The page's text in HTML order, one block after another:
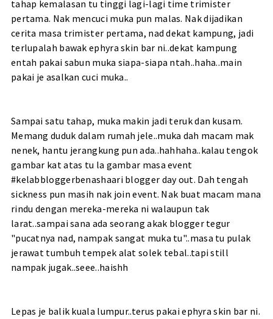
tahap kemalasan tu tinggi lagi-lagi time trimister
pertama. Nak mencuci muka pun malas. Nak dijadikan
cerita masa trimister pertama, nad dekat kampung, jadi
terlupalah bawak ephyra skin bar ni..dekat kampung
entah pakai sabun muka siapa-siapa ntah..haha..main
pakai je asalkan cuci muka..
Sampai satu tahap, muka makin jadi teruk dan kusam.
Memang duduk dalam rumah jele..muka dah macam mak
nenek, hantu jerangkung pun ada..hahhaha..kalau tengok
gambar kat atas tu la gambar masa event
#kelabbloggerbenashaari blogger day out. Dah tengah
sickness pun masih nak join event. Nak buat macam mana
rindu dengan mereka-mereka ni walaupun tak
larat..sampai sana ada seorang akak blogger tegur
"pucatnya nad, nampak sangat muka tu"..masa tu pulak
jerawat tumbuh tempek alat solek tebal..tapi still
nampak jugak..seee..haishh
Lepas je balik kuala lumpur..terus pakai ephyra skin bar ni.